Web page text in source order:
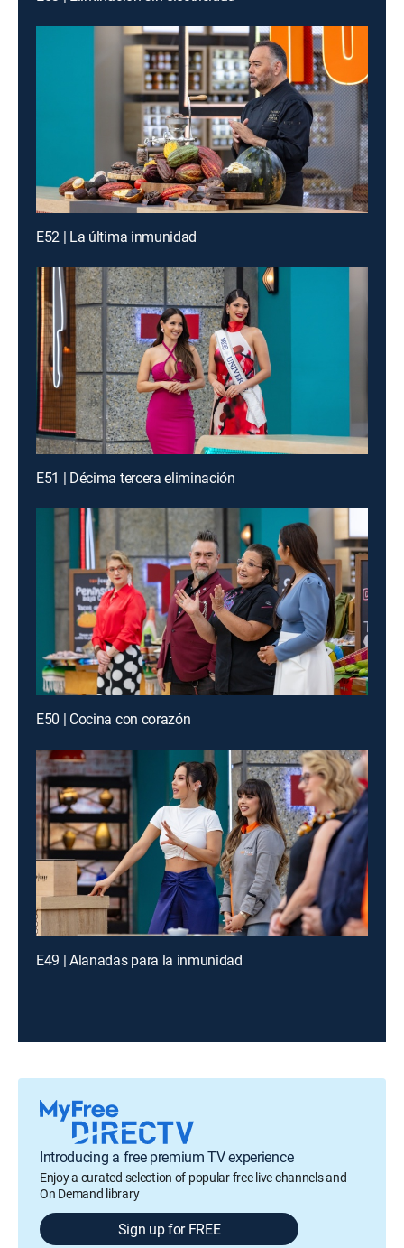
E52 | La última inmunidad
E51 | Décima tercera eliminación
E50 | Cocina con corazón
E49 | Alanadas para la inmunidad
Introducing a free premium TV experience
Enjoy a curated selection of popular free live channels and
On Demand library
Sign up for FREE